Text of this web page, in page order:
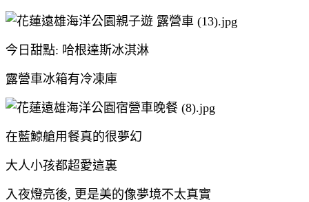
今日甜點: 哈根達斯冰淇淋
露營車冰箱有冷凍庫
在藍鯨艙用餐真的很夢幻
大人小孩都超愛這裏
入夜燈亮後, 更是美的像夢境不太真實